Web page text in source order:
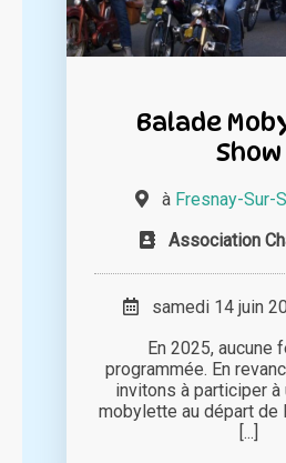
Balade
Show
à Fresnay-Sur-
Association
samedi 14 juin
En 2025, aucune
programmée. En
invitons à participer à
mobylette au départ de
[...]